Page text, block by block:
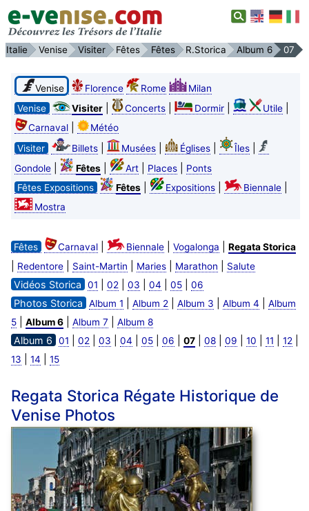
Italie Venise Visiter Fêtes Fêtes R.Storica Album 6 07
Venise Florence Rome
Milan
Venise
Visiter| Concerts| Dormir| Utile|
Carnaval|
Météo
Visiter
Billets| Musées| Églises| Îles|
Gondole| Fêtes| Art| Places|
Ponts
Fêtes Expositions
Fêtes| Expositions| Biennale|
Mostra
Fêtes Carnaval| Biennale| Vogalonga Regata Storica
Redentore| Saint-Martin Maries| Marathon Salute
Vidéos Storica 01 02 03 04 05| 06
Photos Storica Album 1 Album 2 Album 3 Album 4
Album
5| Album 6| Album 7 Album 8
Album 6 01 02 03 04 05| 06 07| 08| 09 10 11 12
13 14 15
Regata Storica Régate Historique de
Venise Photos